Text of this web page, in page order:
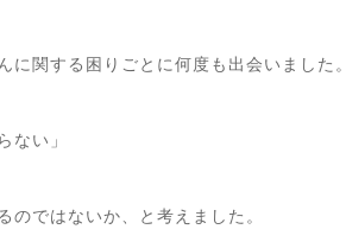
関する困りごとに何度も出会いました
ない」
ではないか、と考えました。